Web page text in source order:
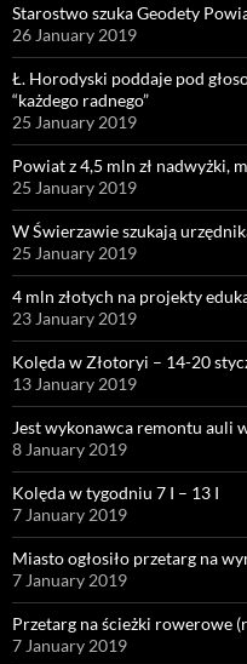
Starostwo szuka Geodety
26 January 2019
Ł. Horodyski poddaje pod
“każdego radnego”
25 January 2019
Powiat z 4,5 mln zł nadwyżki,
25 January 2019
W Świerzawie szukają
25 January 2019
4 mln złotych na projekty
23 January 2019
Kolęda w Złotoryi – 14-20
13 January 2019
Jest wykonawca remontu auli
8 January 2019
Kolęda w tygodniu 7 I – 13 I
7 January 2019
Miasto ogłosiło przetarg na
7 January 2019
Przetarg na ścieżki rowerowe
7 January 2019